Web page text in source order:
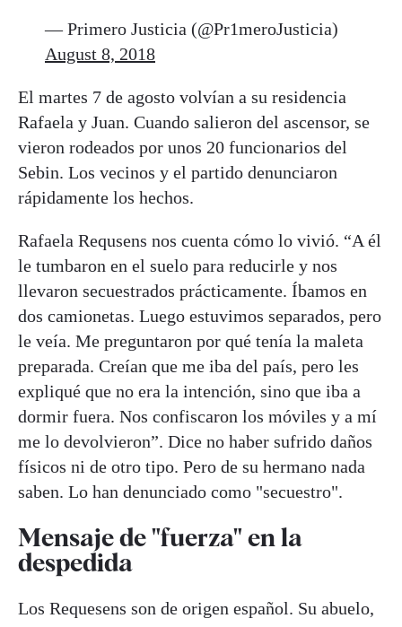
— Primero Justicia (@Pr1meroJusticia)
August 8, 2018
El martes 7 de agosto volvían a su residencia
Rafaela y Juan. Cuando salieron del ascensor, se
vieron rodeados por unos 20 funcionarios del
Sebin. Los vecinos y el partido denunciaron
rápidamente los hechos.
Rafaela Requsens nos cuenta cómo lo vivió. “A él
le tumbaron en el suelo para reducirle y nos
llevaron secuestrados prácticamente. Íbamos en
dos camionetas. Luego estuvimos separados, pero
le veía. Me preguntaron por qué tenía la maleta
preparada. Creían que me iba del país, pero les
expliqué que no era la intención, sino que iba a
dormir fuera. Nos confiscaron los móviles y a mí
me lo devolvieron”. Dice no haber sufrido daños
físicos ni de otro tipo. Pero de su hermano nada
saben. Lo han denunciado como "secuestro".
Mensaje de "fuerza" en la
despedida
Los Requesens son de origen español. Su abuelo,